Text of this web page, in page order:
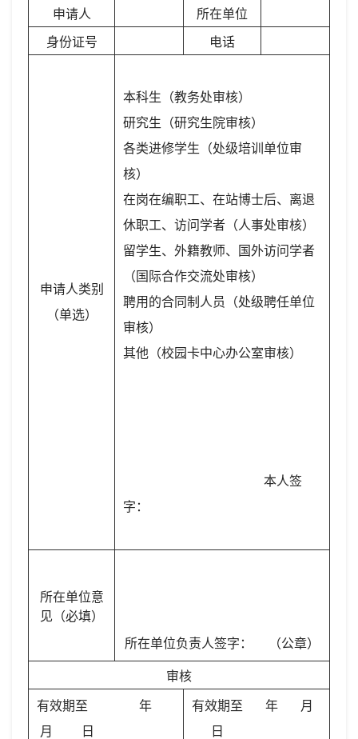
申请人 所在单位
身份证号 电话
申请人类别
（单选）
本科生（教务处审核）
研究生（研究生院审核）
各类进修学生（处级培训单位审
核）
在岗在编职工、在站博士后、离退
休职工、访问学者（人事处审核）
留学生、外籍教师、国外访问学者
（国际合作交流处审核）
聘用的合同制人员（处级聘任单位
审核）
其他（校园卡中心办公室审核）
本人签
字：
所在单位意
见（必填）
所在单位负责人签字： （公章）
审核
有效期至 年
月 日
有效期至 年 月
日